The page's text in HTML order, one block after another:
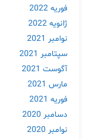
فوریه 2022
ژانویه 2022
نوامبر 2021
سپتامبر 2021
آگوست 2021
مارس 2021
فوریه 2021
دسامبر 2020
نوامبر 2020